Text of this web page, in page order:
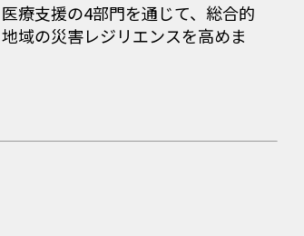
療支援の4部門を通じて、総合的
域の災害レジリエンスを高めま